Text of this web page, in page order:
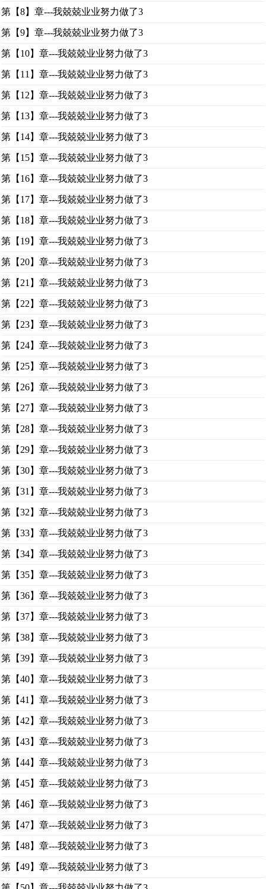
第【8】章---我兢兢业业努力做了3
第【9】章---我兢兢业业努力做了3
第【10】章---我兢兢业业努力做了3
第【11】章---我兢兢业业努力做了3
第【12】章---我兢兢业业努力做了3
第【13】章---我兢兢业业努力做了3
第【14】章---我兢兢业业努力做了3
第【15】章---我兢兢业业努力做了3
第【16】章---我兢兢业业努力做了3
第【17】章---我兢兢业业努力做了3
第【18】章---我兢兢业业努力做了3
第【19】章---我兢兢业业努力做了3
第【20】章---我兢兢业业努力做了3
第【21】章---我兢兢业业努力做了3
第【22】章---我兢兢业业努力做了3
第【23】章---我兢兢业业努力做了3
第【24】章---我兢兢业业努力做了3
第【25】章---我兢兢业业努力做了3
第【26】章---我兢兢业业努力做了3
第【27】章---我兢兢业业努力做了3
第【28】章---我兢兢业业努力做了3
第【29】章---我兢兢业业努力做了3
第【30】章---我兢兢业业努力做了3
第【31】章---我兢兢业业努力做了3
第【32】章---我兢兢业业努力做了3
第【33】章---我兢兢业业努力做了3
第【34】章---我兢兢业业努力做了3
第【35】章---我兢兢业业努力做了3
第【36】章---我兢兢业业努力做了3
第【37】章---我兢兢业业努力做了3
第【38】章---我兢兢业业努力做了3
第【39】章---我兢兢业业努力做了3
第【40】章---我兢兢业业努力做了3
第【41】章---我兢兢业业努力做了3
第【42】章---我兢兢业业努力做了3
第【43】章---我兢兢业业努力做了3
第【44】章---我兢兢业业努力做了3
第【45】章---我兢兢业业努力做了3
第【46】章---我兢兢业业努力做了3
第【47】章---我兢兢业业努力做了3
第【48】章---我兢兢业业努力做了3
第【49】章---我兢兢业业努力做了3